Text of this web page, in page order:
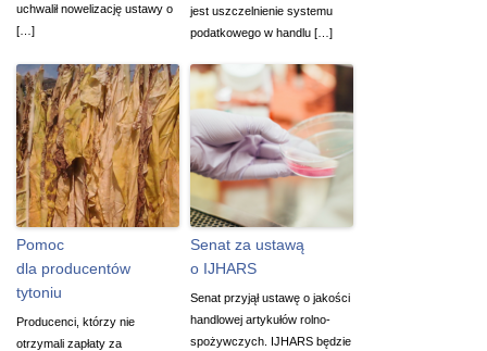
uchwalił nowelizację ustawy o
[…]
jest uszczelnienie systemu
podatkowego w handlu […]
Pomoc
dla producentów
tytoniu
Producenci, którzy nie
otrzymali zapłaty za
Senat za ustawą
o IJHARS
Senat przyjął ustawę o jakości
handlowej artykułów rolno-
spożywczych. IJHARS będzie